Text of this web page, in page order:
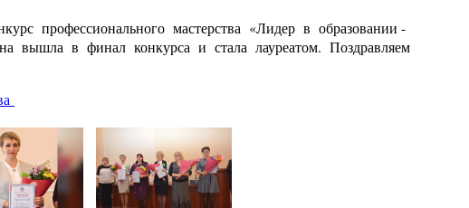
профессионального мастерства «Лидер в образовании -
вышла в финал конкурса и стала лауреатом. Поздравляем